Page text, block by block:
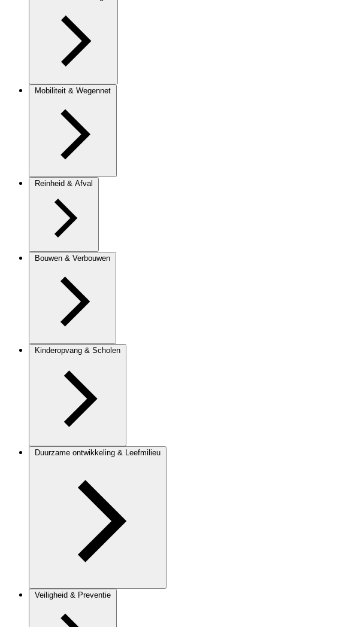
Mobiliteit & Wegennet
Reinheid & Afval
Bouwen & Verbouwen
Kinderopvang & Scholen
Duurzame ontwikkeling & Leefmilieu
Veiligheid & Preventie